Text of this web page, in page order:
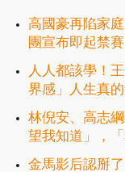
高國豪再陷家
團宣布即起禁賽
人人都該學！
界感」人生真的
林倪安、高志
望我知道」，
金馬影后認掰